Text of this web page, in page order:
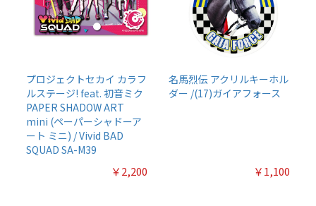
プロジェクトセカイ カラフ
ルステージ! feat. 初音ミク
PAPER SHADOW ART
mini (ペーパーシャドーア
ート ミニ) / Vivid BAD
SQUAD SA-M39
￥2,200
名馬烈伝 アクリルキーホル
ダー /(17)ガイアフォース
￥1,100